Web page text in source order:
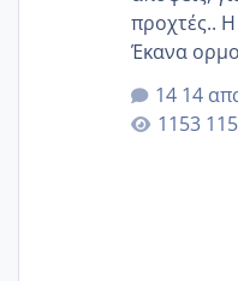
προχτές..
Έκανα
για την
στην 27η
14